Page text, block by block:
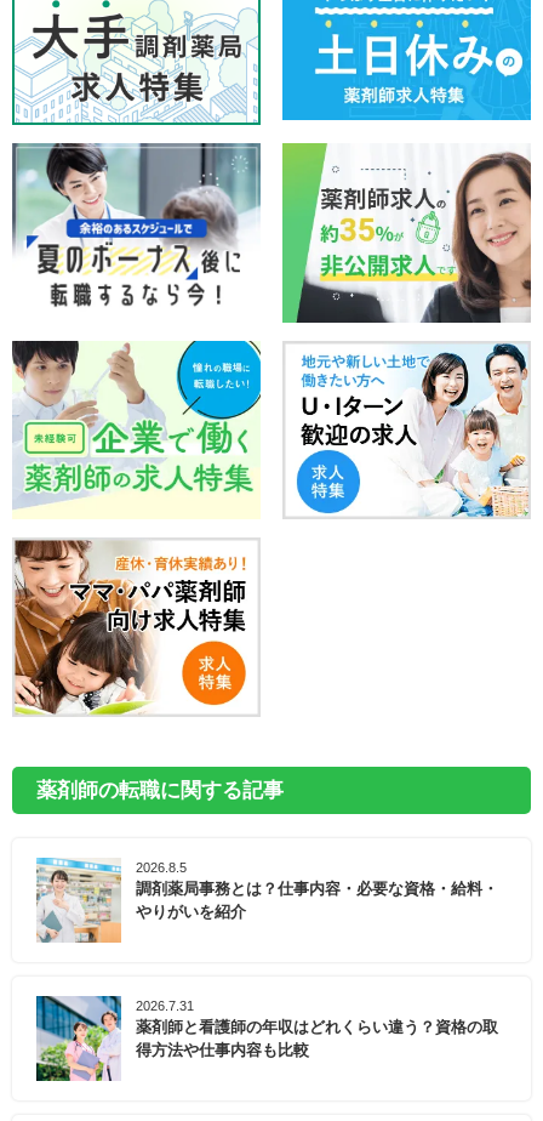
薬剤師の転職に関する記事
2026.8.5
調剤薬局事務とは？仕事内容・必要な資格・給料・
やりがいを紹介
2026.7.31
薬剤師と看護師の年収はどれくらい違う？資格の取
得方法や仕事内容も比較